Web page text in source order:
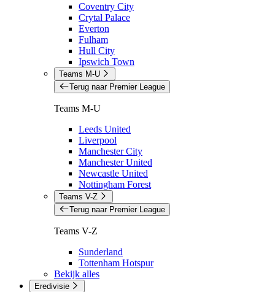
Coventry City
Crytal Palace
Everton
Fulham
Hull City
Ipswich Town
Teams M-U
Terug naar Premier League
Teams M-U
Leeds United
Liverpool
Manchester City
Manchester United
Newcastle United
Nottingham Forest
Teams V-Z
Terug naar Premier League
Teams V-Z
Sunderland
Tottenham Hotspur
Bekijk alles
Eredivisie